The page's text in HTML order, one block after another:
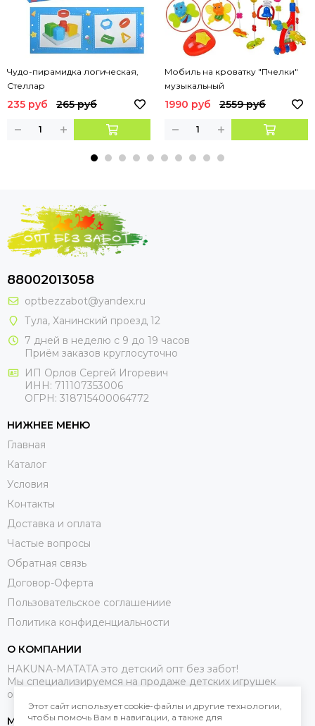
Чудо-пирамидка логическая,
Стеллар
235 руб 265 руб
Мобиль на кроватку "Пчелки"
музыкальный
1990 руб 2559 руб
88002013058
optbezzabot@yandex.ru
Тула, Ханинский проезд 12
7 дней в неделю с 9 до 19 часов
Приём заказов круглосуточно
ИП Орлов Сергей Игоревич
ИНН: 711107353006
ОГРН: 318715400064772
НИЖНЕЕ МЕНЮ
Главная
Каталог
Условия
Контакты
Доставка и оплата
Частые вопросы
Обратная связь
Договор-Оферта
Пользовательское соглашениие
Политика конфиденциальности
О КОМПАНИИ
HAKUNA-MATATA это детский опт без забот!
Мы специализируемся на продаже детских игрушек
оптом.
МЕССЕНДЖЕРЫ
Этот сайт использует cookie-файлы и другие технологии,
чтобы помочь Вам в навигации, а также для